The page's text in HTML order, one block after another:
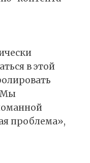
в этой
проблема»,